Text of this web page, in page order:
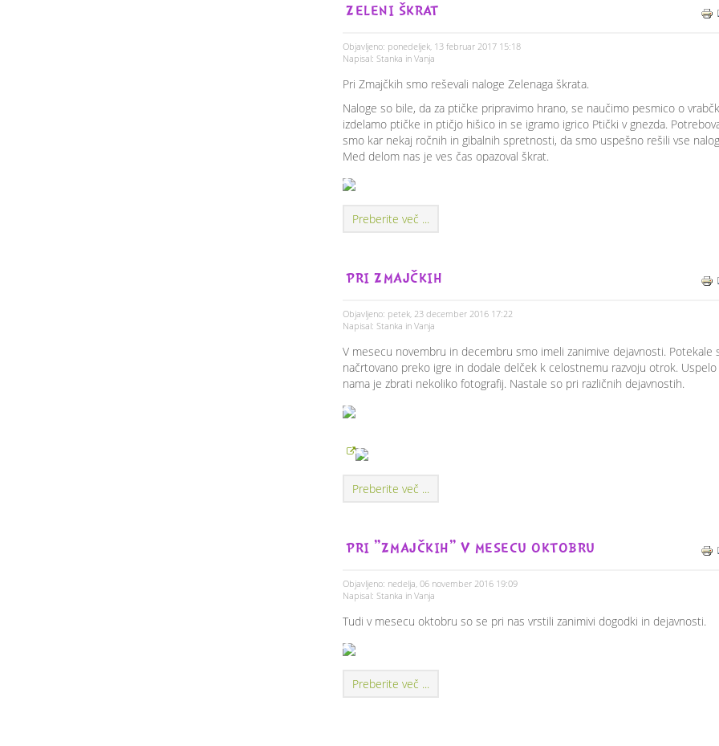
ZELENI ŠKRAT
Objavljeno: ponedeljek, 13 februar 2017 15:18
Napisal: Stanka in Vanja
Pri Zmajčkih smo reševali naloge Zelenaga škrata.
Naloge so bile, da za ptičke pripravimo hrano, se naučimo pesmico o
izdelamo ptičke in ptičjo hišico in se igramo igrico Ptički v gnezda.
smo kar nekaj ročnih in gibalnih spretnosti, da smo uspešno rešili vse
Med delom nas je ves čas opazoval škrat.
Preberite več ...
PRI ZMAJČKIH
Objavljeno: petek, 23 december 2016 17:22
Napisal: Stanka in Vanja
V mesecu novembru in decembru smo imeli zanimive dejavnosti. Potekale
načrtovano preko igre in dodale delček k celostnemu razvoju otrok. Uspelo
nama je zbrati nekoliko fotografij. Nastale so pri različnih dejavnostih.
Preberite več ...
PRI "ZMAJČKIH" V MESECU OKTOBRU
Objavljeno: nedelja, 06 november 2016 19:09
Napisal: Stanka in Vanja
Tudi v mesecu oktobru so se pri nas vrstili zanimivi dogodki in dejavnosti.
Preberite več ...